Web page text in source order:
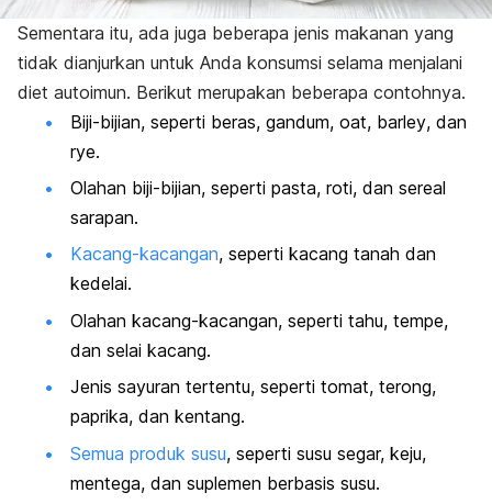
Sementara itu, ada juga beberapa jenis makanan yang
tidak dianjurkan untuk Anda konsumsi selama menjalani
diet autoimun. Berikut merupakan beberapa contohnya.
Biji-bijian, seperti beras, gandum, oat, barley, dan
rye.
Olahan biji-bijian, seperti pasta, roti, dan sereal
sarapan.
Kacang-kacangan, seperti kacang tanah dan
kedelai.
Olahan kacang-kacangan, seperti tahu, tempe,
dan selai kacang.
Jenis sayuran tertentu, seperti tomat, terong,
paprika, dan kentang.
Semua produk susu, seperti susu segar, keju,
mentega, dan suplemen berbasis susu.